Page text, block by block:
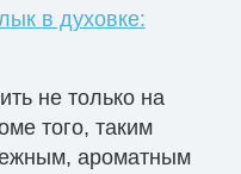
в духовке:
не только на
того, таким
ароматным